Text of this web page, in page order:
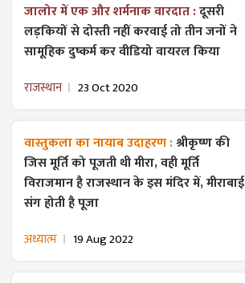
जालोर में एक और शर्मनाक वारदात :दूसरी
लड़कियों से दोस्ती नहीं करवाई तो तीन जनों ने
सामूहिक दुष्कर्म कर वीडियो वायरल किया
राजस्थान 23 Oct 2020
वास्तुकला का नायाब उदाहरण :श्रीकृष्ण की
जिस मूर्ति को पूजती थी मीरा, वही मूर्ति
विराजमान है राजस्थान के इस मंदिर में, मीराबाई
संग होती है पूजा
अध्यात्म 19 Aug 2022